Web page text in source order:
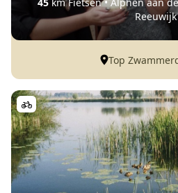
Reeuwijk
Top